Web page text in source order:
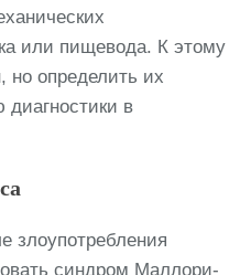
или пищевода. К этому
но определить их
в
злоупотребления
синдром Маллори-